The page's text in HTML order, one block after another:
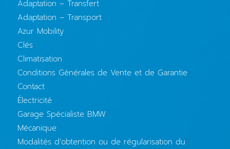
Adaptation – Transfert
Adaptation – Transport
Azur Mobility
Clés
Climatisation
Conditions Générales de Vente et de Garantie
Contact
Électricité
Garage Spécialiste BMW
Mécanique
Modalités d’obtention ou de régularisation du